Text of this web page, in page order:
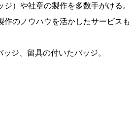
）や社章の製作を多数手がける。
のノウハウを活かしたサービス
ジ、留具の付いたバッジ。